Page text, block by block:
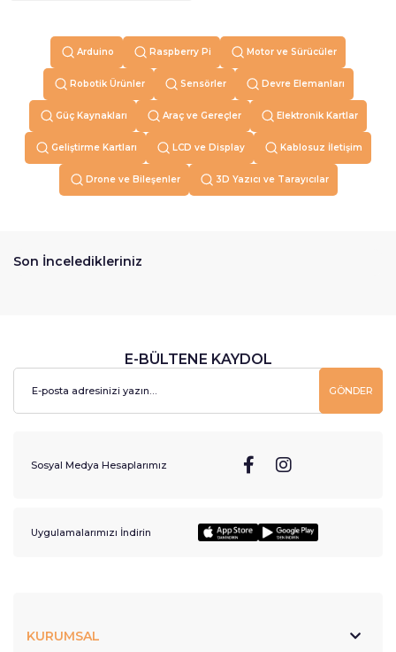
Arduino Raspberry Pi Motor ve Sürücüler
Robotik Ürünler Sensörler Devre Elemanları
Güç Kaynakları Araç ve Gereçler Elektronik Kartlar
Geliştirme Kartları LCD ve Display Kablosuz İletişim
Drone ve Bileşenler 3D Yazıcı ve Tarayıcılar
Son İnceledikleriniz
E-BÜLTENE KAYDOL
GÖNDER
Sosyal Medya Hesaplarımız
Uygulamalarımızı İndirin
KURUMSAL